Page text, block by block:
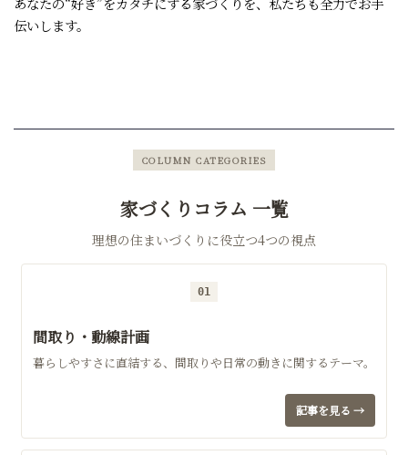
伝いします。
COLUMN CATEGORIES
家づくりコラム 一覧
理想の住まいづくりに役立つ4つの視点
01
間取り・動線計画
暮らしやすさに直結する、間取りや日常の動きに関するテーマ。
記事を見る →